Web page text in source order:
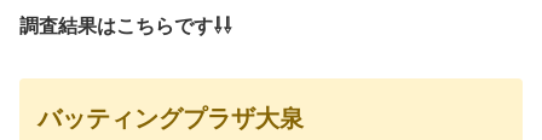
調査結果はこちらです⇩⇩
バッティングプラザ大泉